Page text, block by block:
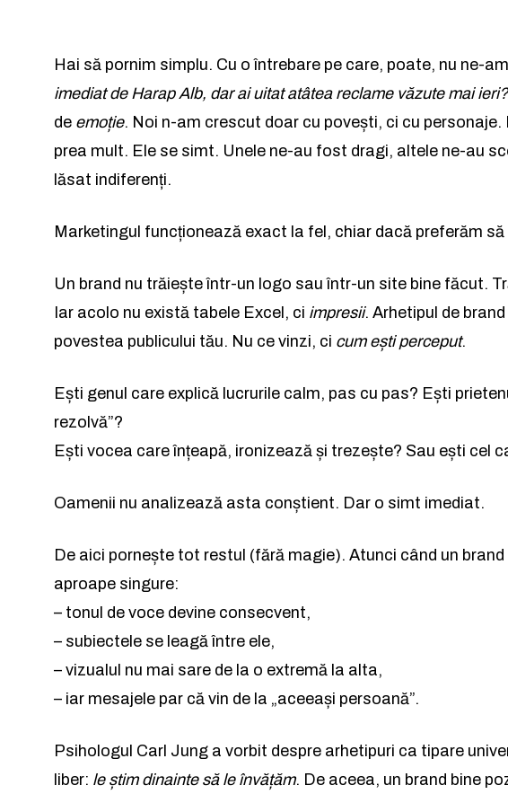
Rămâi conectat la
Rămâi conectat la
Hai să pornim simplu. Cu o întrebare pe care, poate, nu ne-
imediat de Harap Alb, dar ai uitat atâtea reclame văzute mai ieri?
de emoție. Noi n-am crescut doar cu povești, ci cu personaje.
prea mult. Ele se simt. Unele ne-au fost dragi, altele ne-au
lăsat indiferenți.
Marketingul funcționează exact la fel, chiar dacă preferăm
Un brand nu trăiește într-un logo sau într-un site bine făcut.
Iar acolo nu există tabele Excel, ci impresii. Arhetipul de
povestea publicului tău. Nu ce vinzi, ci cum ești perceput.
Ești genul care explică lucrurile calm, pas cu pas? Ești
rezolvă”?
Ești vocea care înțeapă, ironizează și trezește? Sau ești cel
Oamenii nu analizează asta conștient. Dar o simt imediat.
De aici pornește tot restul (fără magie). Atunci când un
aproape singure:
– tonul de voce devine consecvent,
– subiectele se leagă între ele,
– vizualul nu mai sare de la o extremă la alta,
– iar mesajele par că vin de la „aceeași persoană”.
Psihologul Carl Jung a vorbit despre arhetipuri ca tipare
liber: le știm dinainte să le învățăm. De aceea, un brand bine